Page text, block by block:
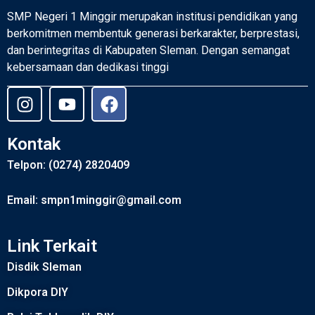
SMP Negeri 1 Minggir merupakan institusi pendidikan yang
berkomitmen membentuk generasi berkarakter, berprestasi,
dan berintegritas di Kabupaten Sleman. Dengan semangat
kebersamaan dan dedikasi tinggi
Kontak
Telpon: (0274) 2820409
Email: smpn1minggir@gmail.com
Link Terkait
Disdik Sleman
Dikpora DIY